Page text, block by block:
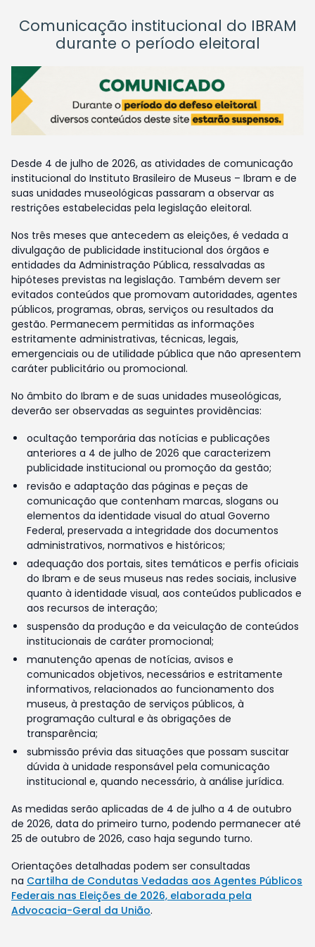
Comunicação institucional do IBRAM
durante o período eleitoral
Desde 4 de julho de 2026, as atividades de comunicação
institucional do Instituto Brasileiro de Museus – Ibram e de
suas unidades museológicas passaram a observar as
restrições estabelecidas pela legislação eleitoral.
Nos três meses que antecedem as eleições, é vedada a
divulgação de publicidade institucional dos órgãos e
entidades da Administração Pública, ressalvadas as
hipóteses previstas na legislação. Também devem ser
evitados conteúdos que promovam autoridades, agentes
públicos, programas, obras, serviços ou resultados da
gestão. Permanecem permitidas as informações
estritamente administrativas, técnicas, legais,
emergenciais ou de utilidade pública que não apresentem
caráter publicitário ou promocional.
No âmbito do Ibram e de suas unidades museológicas,
deverão ser observadas as seguintes providências:
ocultação temporária das notícias e publicações
anteriores a 4 de julho de 2026 que caracterizem
publicidade institucional ou promoção da gestão;
revisão e adaptação das páginas e peças de
comunicação que contenham marcas, slogans ou
elementos da identidade visual do atual Governo
Federal, preservada a integridade dos documentos
administrativos, normativos e históricos;
adequação dos portais, sites temáticos e perfis oficiais
do Ibram e de seus museus nas redes sociais, inclusive
quanto à identidade visual, aos conteúdos publicados e
aos recursos de interação;
suspensão da produção e da veiculação de conteúdos
institucionais de caráter promocional;
manutenção apenas de notícias, avisos e
comunicados objetivos, necessários e estritamente
informativos, relacionados ao funcionamento dos
museus, à prestação de serviços públicos, à
programação cultural e às obrigações de
transparência;
submissão prévia das situações que possam suscitar
dúvida à unidade responsável pela comunicação
institucional e, quando necessário, à análise jurídica.
As medidas serão aplicadas de 4 de julho a 4 de outubro
de 2026, data do primeiro turno, podendo permanecer até
25 de outubro de 2026, caso haja segundo turno.
Orientações detalhadas podem ser consultadas
na Cartilha de Condutas Vedadas aos Agentes Públicos
Federais nas Eleições de 2026, elaborada pela
Advocacia-Geral da União.